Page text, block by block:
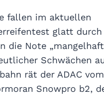
fallen im aktuellen
glatt durch
die Note
Schwächen
rät der ADAC vom
Snowpro b2,